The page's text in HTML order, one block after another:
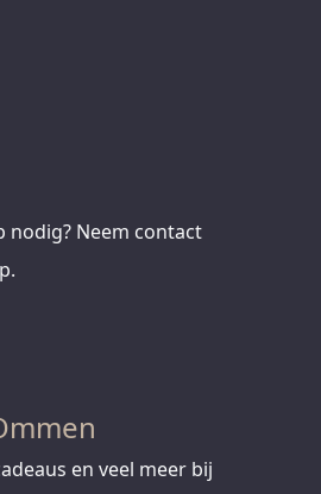
nodig? Neem contact
en veel meer bij